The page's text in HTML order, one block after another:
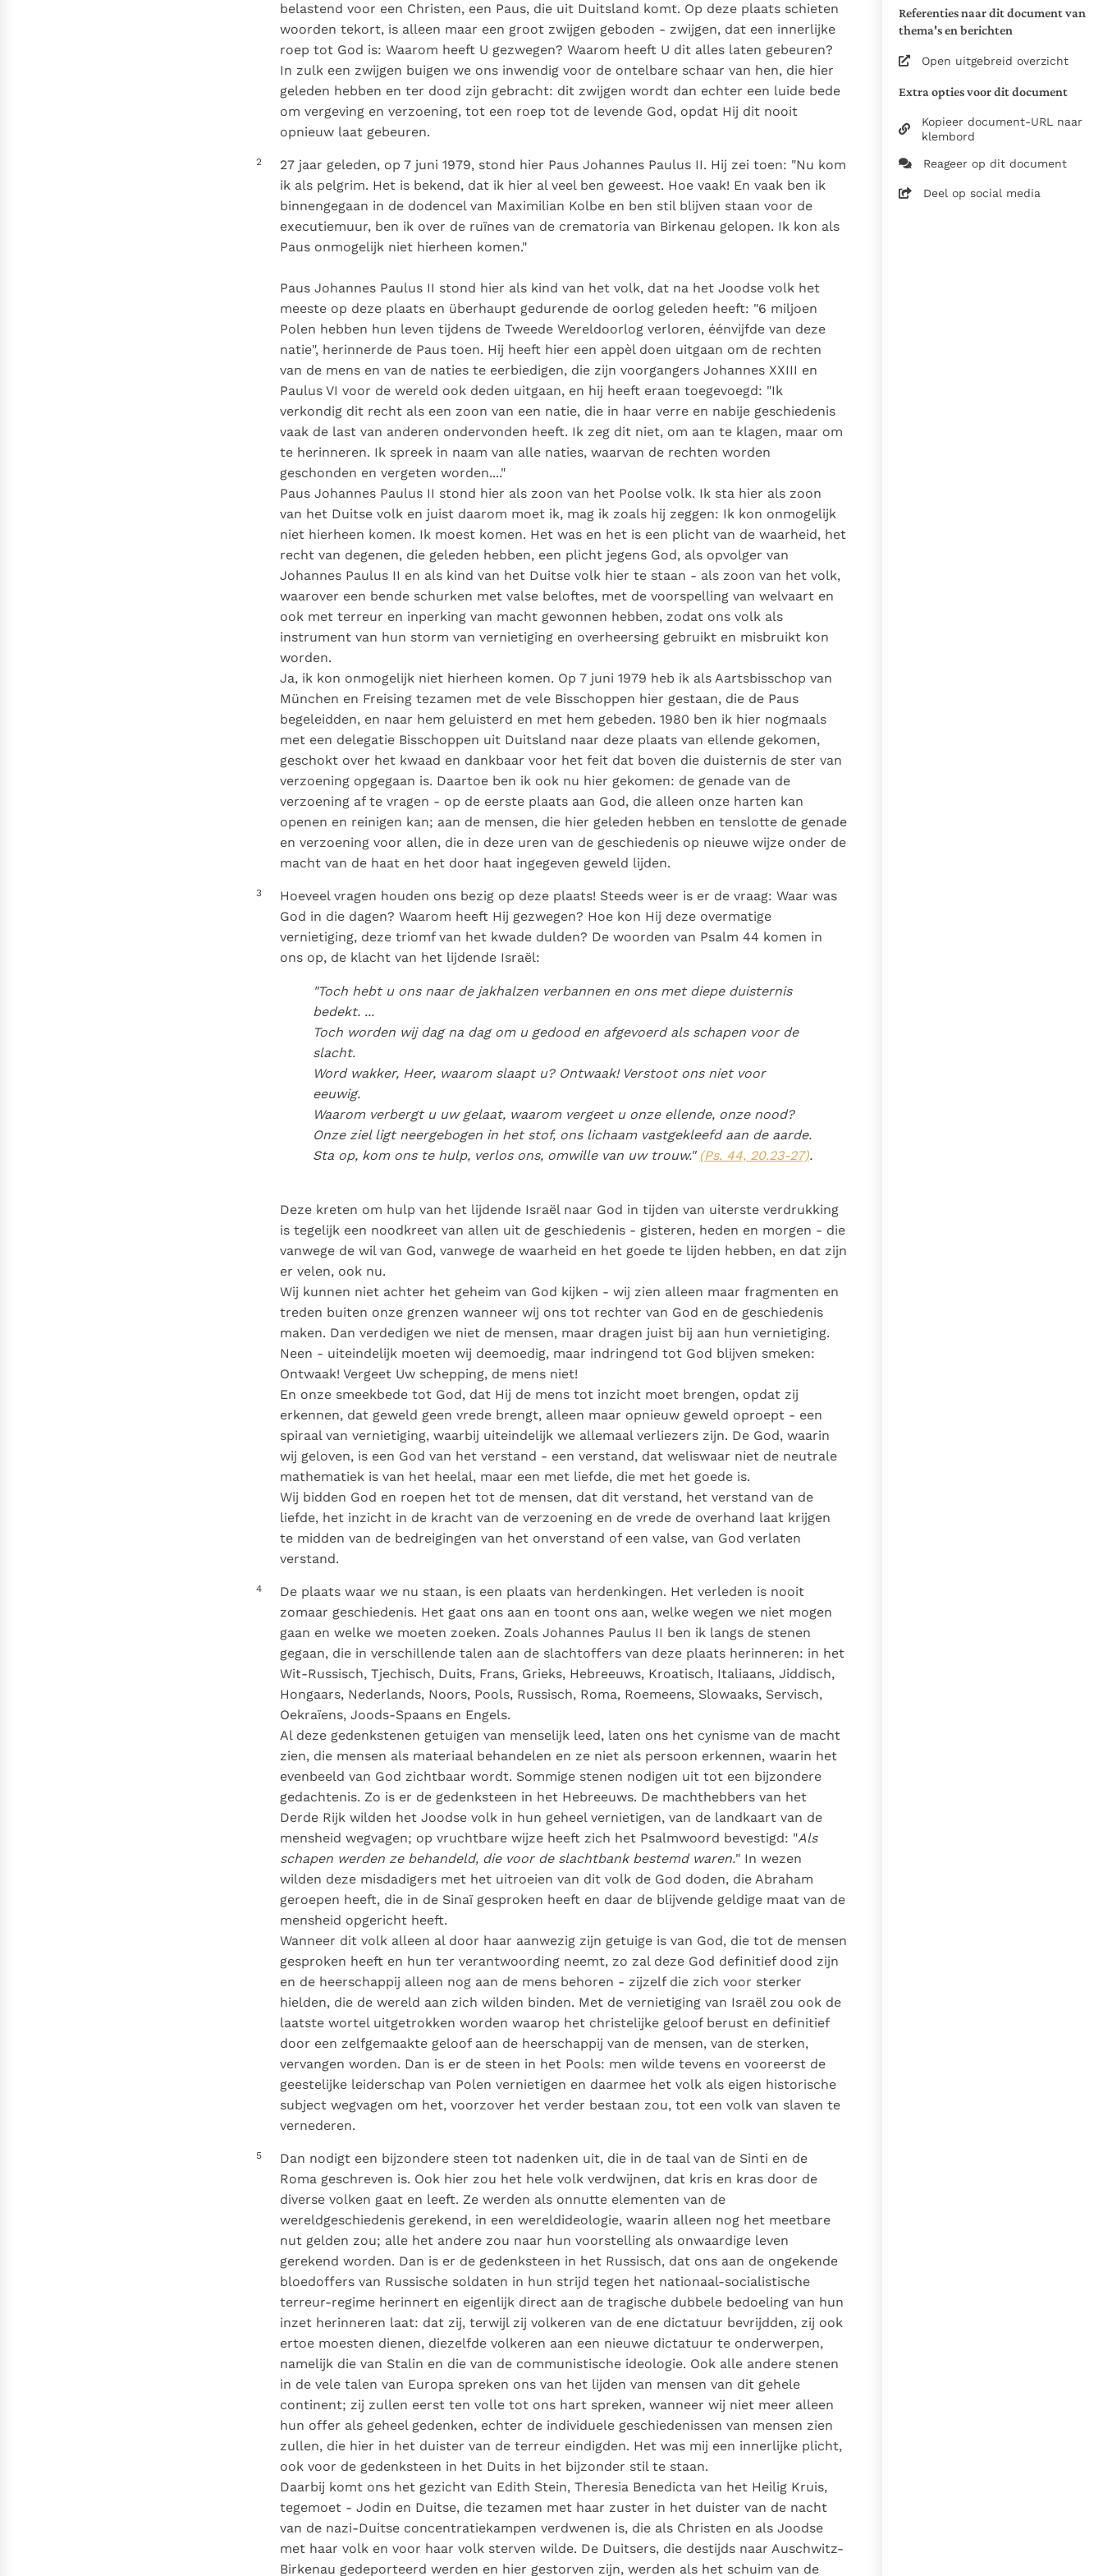
Gebruiksvoorwaarden
koninkrijk te
herkennen
groeit stilletjes door
liefde, niet door
dwang
De mystiek. De
mystieke
verschijnselen en de
heiligheid
als een taak"
Paus in Pavia: St.
Augustinus toont ons de
noodzaak om "naar het
innerlijk" toe te keren.
2006, Libreria Editrice
vertaling van het Italiaanse
orgineel.
Alineaverdeling en -
Zie de gebruiksvoorwaarden
van de documenten
Referenties naar dit document van
thema's en berichten
Open uitgebreid overzicht
Extra opties voor dit document
Kopieer document-URL naar
klembord
Reageer op dit document
Deel op social media
belastend voor een Christen, een Paus, die uit Duitsland komt. Op deze plaats schieten
woorden tekort, is alleen maar een groot zwijgen geboden - zwijgen, dat een innerlijke
roep tot God is: Waarom heeft U gezwegen? Waarom heeft U dit alles laten gebeuren?
In zulk een zwijgen buigen we ons inwendig voor de ontelbare schaar van hen, die hier
geleden hebben en ter dood zijn gebracht: dit zwijgen wordt dan echter een luide bede
om vergeving en verzoening, tot een roep tot de levende God, opdat Hij dit nooit
opnieuw laat gebeuren.
2
27 jaar geleden, op 7 juni 1979, stond hier Paus Johannes Paulus II. Hij zei toen: "Nu kom
ik als pelgrim. Het is bekend, dat ik hier al veel ben geweest. Hoe vaak! En vaak ben ik
binnengegaan in de dodencel van Maximilian Kolbe en ben stil blijven staan voor de
executiemuur, ben ik over de ruïnes van de crematoria van Birkenau gelopen. Ik kon als
Paus onmogelijk niet hierheen komen."
Paus Johannes Paulus II stond hier als kind van het volk, dat na het Joodse volk het
meeste op deze plaats en überhaupt gedurende de oorlog geleden heeft: "6 miljoen
Polen hebben hun leven tijdens de Tweede Wereldoorlog verloren, éénvijfde van deze
natie", herinnerde de Paus toen. Hij heeft hier een appèl doen uitgaan om de rechten
van de mens en van de naties te eerbiedigen, die zijn voorgangers Johannes XXIII en
Paulus VI voor de wereld ook deden uitgaan, en hij heeft eraan toegevoegd: "Ik
verkondig dit recht als een zoon van een natie, die in haar verre en nabije geschiedenis
vaak de last van anderen ondervonden heeft. Ik zeg dit niet, om aan te klagen, maar om
te herinneren. Ik spreek in naam van alle naties, waarvan de rechten worden
geschonden en vergeten worden...."
Paus Johannes Paulus II stond hier als zoon van het Poolse volk. Ik sta hier als zoon
van het Duitse volk en juist daarom moet ik, mag ik zoals hij zeggen: Ik kon onmogelijk
niet hierheen komen. Ik moest komen. Het was en het is een plicht van de waarheid, het
recht van degenen, die geleden hebben, een plicht jegens God, als opvolger van
Johannes Paulus II en als kind van het Duitse volk hier te staan - als zoon van het volk,
waarover een bende schurken met valse beloftes, met de voorspelling van welvaart en
ook met terreur en inperking van macht gewonnen hebben, zodat ons volk als
instrument van hun storm van vernietiging en overheersing gebruikt en misbruikt kon
worden.
Ja, ik kon onmogelijk niet hierheen komen. Op 7 juni 1979 heb ik als Aartsbisschop van
München en Freising tezamen met de vele Bisschoppen hier gestaan, die de Paus
begeleidden, en naar hem geluisterd en met hem gebeden. 1980 ben ik hier nogmaals
met een delegatie Bisschoppen uit Duitsland naar deze plaats van ellende gekomen,
geschokt over het kwaad en dankbaar voor het feit dat boven die duisternis de ster van
verzoening opgegaan is. Daartoe ben ik ook nu hier gekomen: de genade van de
verzoening af te vragen - op de eerste plaats aan God, die alleen onze harten kan
openen en reinigen kan; aan de mensen, die hier geleden hebben en tenslotte de genade
en verzoening voor allen, die in deze uren van de geschiedenis op nieuwe wijze onder de
macht van de haat en het door haat ingegeven geweld lijden.
3
Hoeveel vragen houden ons bezig op deze plaats! Steeds weer is er de vraag: Waar was
God in die dagen? Waarom heeft Hij gezwegen? Hoe kon Hij deze overmatige
vernietiging, deze triomf van het kwade dulden? De woorden van Psalm 44 komen in
ons op, de klacht van het lijdende Israël:
"Toch hebt u ons naar de jakhalzen verbannen en ons met diepe duisternis
bedekt. ...
Toch worden wij dag na dag om u gedood en afgevoerd als schapen voor de
slacht.
Word wakker, Heer, waarom slaapt u? Ontwaak! Verstoot ons niet voor
eeuwig.
Waarom verbergt u uw gelaat, waarom vergeet u onze ellende, onze nood?
Onze ziel ligt neergebogen in het stof, ons lichaam vastgekleefd aan de aarde.
Sta op, kom ons te hulp, verlos ons, omwille van uw trouw." (Ps. 44, 20.23-27).
Deze kreten om hulp van het lijdende Israël naar God in tijden van uiterste verdrukking
is tegelijk een noodkreet van allen uit de geschiedenis - gisteren, heden en morgen - die
vanwege de wil van God, vanwege de waarheid en het goede te lijden hebben, en dat zijn
er velen, ook nu.
Wij kunnen niet achter het geheim van God kijken - wij zien alleen maar fragmenten en
treden buiten onze grenzen wanneer wij ons tot rechter van God en de geschiedenis
maken. Dan verdedigen we niet de mensen, maar dragen juist bij aan hun vernietiging.
Neen - uiteindelijk moeten wij deemoedig, maar indringend tot God blijven smeken:
Ontwaak! Vergeet Uw schepping, de mens niet!
En onze smeekbede tot God, dat Hij de mens tot inzicht moet brengen, opdat zij
erkennen, dat geweld geen vrede brengt, alleen maar opnieuw geweld oproept - een
spiraal van vernietiging, waarbij uiteindelijk we allemaal verliezers zijn. De God, waarin
wij geloven, is een God van het verstand - een verstand, dat weliswaar niet de neutrale
mathematiek is van het heelal, maar een met liefde, die met het goede is.
Wij bidden God en roepen het tot de mensen, dat dit verstand, het verstand van de
liefde, het inzicht in de kracht van de verzoening en de vrede de overhand laat krijgen
te midden van de bedreigingen van het onverstand of een valse, van God verlaten
verstand.
4
De plaats waar we nu staan, is een plaats van herdenkingen. Het verleden is nooit
zomaar geschiedenis. Het gaat ons aan en toont ons aan, welke wegen we niet mogen
gaan en welke we moeten zoeken. Zoals Johannes Paulus II ben ik langs de stenen
gegaan, die in verschillende talen aan de slachtoffers van deze plaats herinneren: in het
Wit-Russisch, Tjechisch, Duits, Frans, Grieks, Hebreeuws, Kroatisch, Italiaans, Jiddisch,
Hongaars, Nederlands, Noors, Pools, Russisch, Roma, Roemeens, Slowaaks, Servisch,
Oekraïens, Joods-Spaans en Engels.
Al deze gedenkstenen getuigen van menselijk leed, laten ons het cynisme van de macht
zien, die mensen als materiaal behandelen en ze niet als persoon erkennen, waarin het
evenbeeld van God zichtbaar wordt. Sommige stenen nodigen uit tot een bijzondere
gedachtenis. Zo is er de gedenksteen in het Hebreeuws. De machthebbers van het
Derde Rijk wilden het Joodse volk in hun geheel vernietigen, van de landkaart van de
mensheid wegvagen; op vruchtbare wijze heeft zich het Psalmwoord bevestigd: "Als
schapen werden ze behandeld, die voor de slachtbank bestemd waren." In wezen
wilden deze misdadigers met het uitroeien van dit volk de God doden, die Abraham
geroepen heeft, die in de Sinaï gesproken heeft en daar de blijvende geldige maat van de
mensheid opgericht heeft.
Wanneer dit volk alleen al door haar aanwezig zijn getuige is van God, die tot de mensen
gesproken heeft en hun ter verantwoording neemt, zo zal deze God definitief dood zijn
en de heerschappij alleen nog aan de mens behoren - zijzelf die zich voor sterker
hielden, die de wereld aan zich wilden binden. Met de vernietiging van Israël zou ook de
laatste wortel uitgetrokken worden waarop het christelijke geloof berust en definitief
door een zelfgemaakte geloof aan de heerschappij van de mensen, van de sterken,
vervangen worden. Dan is er de steen in het Pools: men wilde tevens en vooreerst de
geestelijke leiderschap van Polen vernietigen en daarmee het volk als eigen historische
subject wegvagen om het, voorzover het verder bestaan zou, tot een volk van slaven te
vernederen.
5
Dan nodigt een bijzondere steen tot nadenken uit, die in de taal van de Sinti en de
Roma geschreven is. Ook hier zou het hele volk verdwijnen, dat kris en kras door de
diverse volken gaat en leeft. Ze werden als onnutte elementen van de
wereldgeschiedenis gerekend, in een wereldideologie, waarin alleen nog het meetbare
nut gelden zou; alle het andere zou naar hun voorstelling als onwaardige leven
gerekend worden. Dan is er de gedenksteen in het Russisch, dat ons aan de ongekende
bloedoffers van Russische soldaten in hun strijd tegen het nationaal-socialistische
terreur-regime herinnert en eigenlijk direct aan de tragische dubbele bedoeling van hun
inzet herinneren laat: dat zij, terwijl zij volkeren van de ene dictatuur bevrijdden, zij ook
ertoe moesten dienen, diezelfde volkeren aan een nieuwe dictatuur te onderwerpen,
namelijk die van Stalin en die van de communistische ideologie. Ook alle andere stenen
in de vele talen van Europa spreken ons van het lijden van mensen van dit gehele
continent; zij zullen eerst ten volle tot ons hart spreken, wanneer wij niet meer alleen
hun offer als geheel gedenken, echter de individuele geschiedenissen van mensen zien
zullen, die hier in het duister van de terreur eindigden. Het was mij een innerlijke plicht,
ook voor de gedenksteen in het Duits in het bijzonder stil te staan.
Daarbij komt ons het gezicht van Edith Stein, Theresia Benedicta van het Heilig Kruis,
tegemoet - Jodin en Duitse, die tezamen met haar zuster in het duister van de nacht
van de nazi-Duitse concentratiekampen verdwenen is, die als Christen en als Joodse
met haar volk en voor haar volk sterven wilde. De Duitsers, die destijds naar Auschwitz-
Birkenau gedeporteerd werden en hier gestorven zijn, werden als het schuim van de